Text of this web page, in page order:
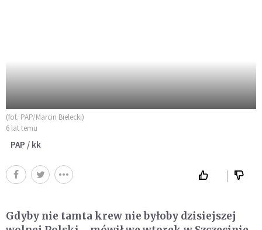
(fot. PAP/Marcin Bielecki)
6 lat temu
PAP / kk
Gdyby nie tamta krew nie byłoby dzisiejszej